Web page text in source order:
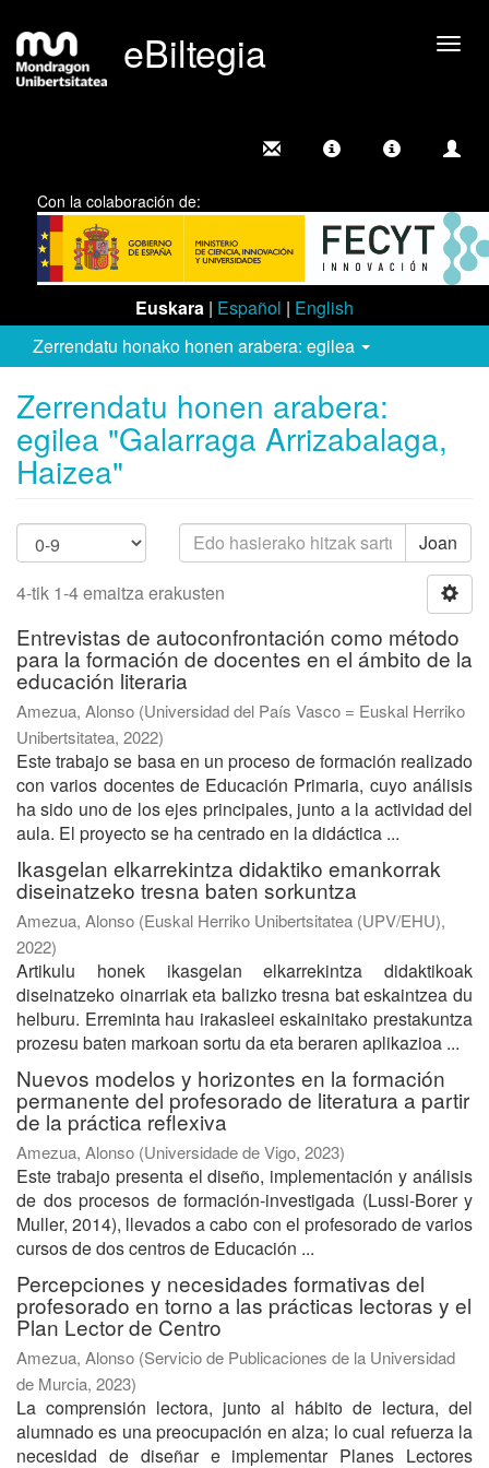
eBiltegia
Con la colaboración de:
Euskara | Español | English
Zerrendatu honako honen arabera: egilea
Zerrendatu honen arabera:
egilea "Galarraga Arrizabalaga,
Haizea"
Joan
4-tik 1-4 emaitza erakusten
Entrevistas de autoconfrontación como método
para la formación de docentes en el ámbito de la
educación literaria
Amezua, Alonso (Universidad del País Vasco = Euskal Herriko
Unibertsitatea, 2022)
Este trabajo se basa en un proceso de formación realizado
con varios docentes de Educación Primaria, cuyo análisis
ha sido uno de los ejes principales, junto a la actividad del
aula. El proyecto se ha centrado en la didáctica ...
Ikasgelan elkarrekintza didaktiko emankorrak
diseinatzeko tresna baten sorkuntza
Amezua, Alonso (Euskal Herriko Unibertsitatea (UPV/EHU),
2022)
Artikulu honek ikasgelan elkarrekintza didaktikoak
diseinatzeko oinarriak eta balizko tresna bat eskaintzea du
helburu. Erreminta hau irakasleei eskainitako prestakuntza
prozesu baten markoan sortu da eta beraren aplikazioa ...
Nuevos modelos y horizontes en la formación
permanente del profesorado de literatura a partir
de la práctica reflexiva
Amezua, Alonso (Universidade de Vigo, 2023)
Este trabajo presenta el diseño, implementación y análisis
de dos procesos de formación-investigada (Lussi-Borer y
Muller, 2014), llevados a cabo con el profesorado de varios
cursos de dos centros de Educación ...
Percepciones y necesidades formativas del
profesorado en torno a las prácticas lectoras y el
Plan Lector de Centro
Amezua, Alonso (Servicio de Publicaciones de la Universidad
de Murcia, 2023)
La comprensión lectora, junto al hábito de lectura, del
alumnado es una preocupación en alza; lo cual refuerza la
necesidad de diseñar e implementar Planes Lectores